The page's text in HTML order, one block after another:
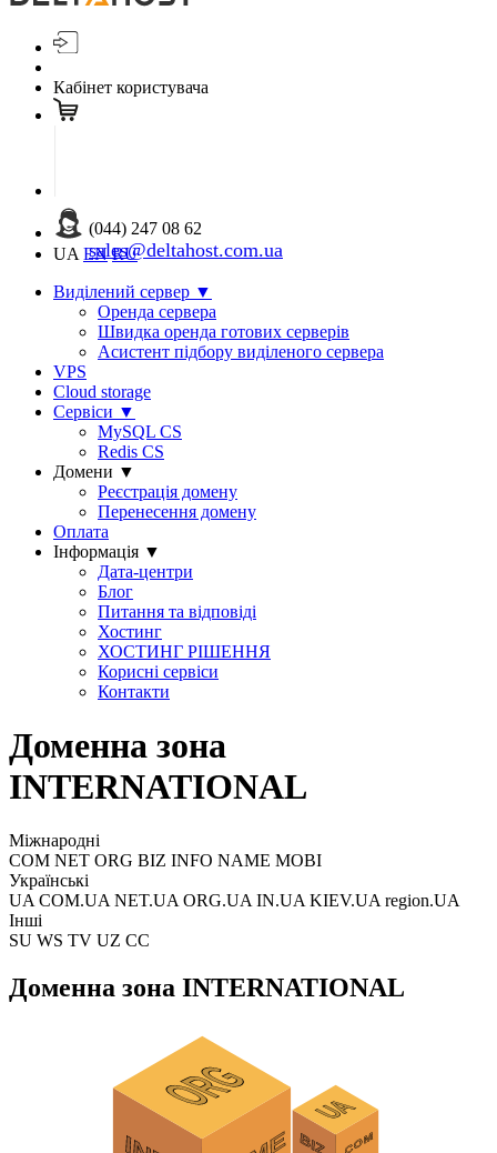
Кабінет користувача
(044) 247 08 62
sales@deltahost.com.ua
UA EN RU
Виділений сервер ▼
Оренда сервера
Швидка оренда готових серверів
Асистент підбору виділеного сервера
VPS
Cloud storage
Сервіси ▼
MySQL CS
Redis CS
Домени ▼
Реєстрація домену
Перенесення домену
Оплата
Інформація ▼
Дата-центри
Блог
Питання та відповіді
Хостинг
ХОСТИНГ РІШЕННЯ
Корисні сервіси
Контакти
Доменна зона
INTERNATIONAL
Міжнародні
COM NET ORG BIZ INFO NAME MOBI
Українські
UA COM.UA NET.UA ORG.UA IN.UA KIEV.UA region.UA
Інші
SU WS TV UZ CC
Доменна зона INTERNATIONAL